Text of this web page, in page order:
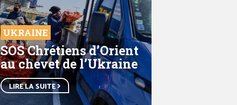
UKRAINE
SOS Chrétiens d’Orient
au chevet de l’Ukraine
LIRE LA SUITE